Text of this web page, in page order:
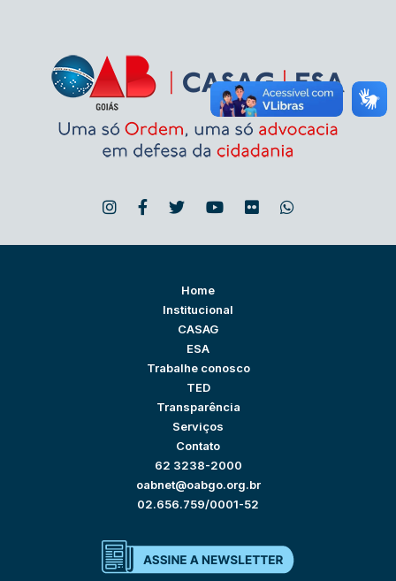
Home
Institucional
CASAG
ESA
Trabalhe conosco
TED
Transparência
Serviços
Contato
62 3238-2000
oabnet@oabgo.org.br
02.656.759/0001-52